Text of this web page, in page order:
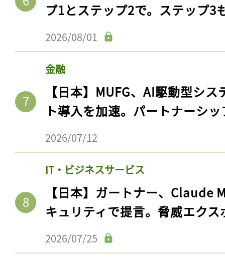
プ1とステップ2で。ステップ3
2026/08/01
金融
【日本】MUFG、AI駆動型シ
ト導入を加速。パートナーシ
2026/07/12
IT・ビジネスサービス
【日本】ガートナー、Claude
キュリティで提言。脅威エク
2026/07/25
記事をお気に入りに
ログインが必
ログイン
会員登録